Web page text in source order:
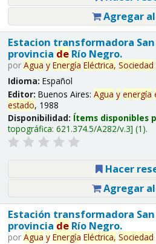
Agregar
Estacion transformadora
provincia deRío Negro.
por Agua y Energía Eléctrica, Sociedad
Idioma: Español
Editor: Buenos Aires: Agua y energía
estado, 1988
Disponibilidad: Ítems disponibles
topográfica: 621.374.5/A282/v.3 (1).
Hacer
Agregar
Estación transformadora
provincia deRío Negro.
por Agua y Energía Eléctrica, Sociedad